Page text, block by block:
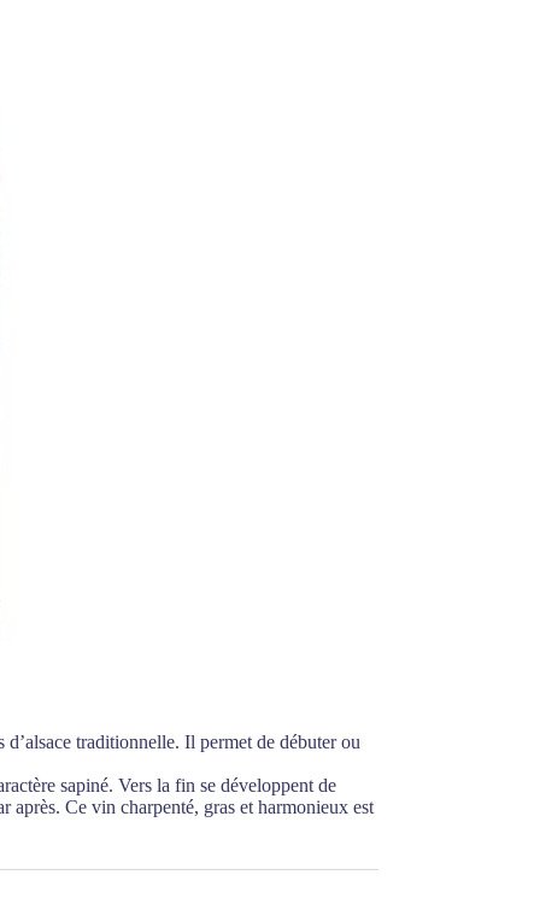
traditionnelle. Il permet de débuter ou
sapiné. Vers la fin se développent de
après. Ce vin charpenté, gras et harmonieux est